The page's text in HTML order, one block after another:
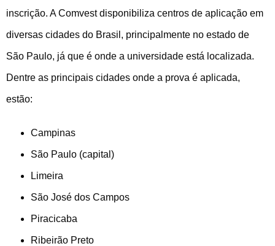
inscrição. A Comvest disponibiliza centros de aplicação em
diversas cidades do Brasil, principalmente no estado de
São Paulo, já que é onde a universidade está localizada.
Dentre as principais cidades onde a prova é aplicada,
estão:
Campinas
São Paulo (capital)
Limeira
São José dos Campos
Piracicaba
Ribeirão Preto